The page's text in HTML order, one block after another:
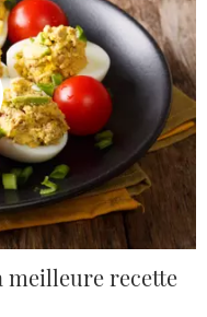
meilleure recette